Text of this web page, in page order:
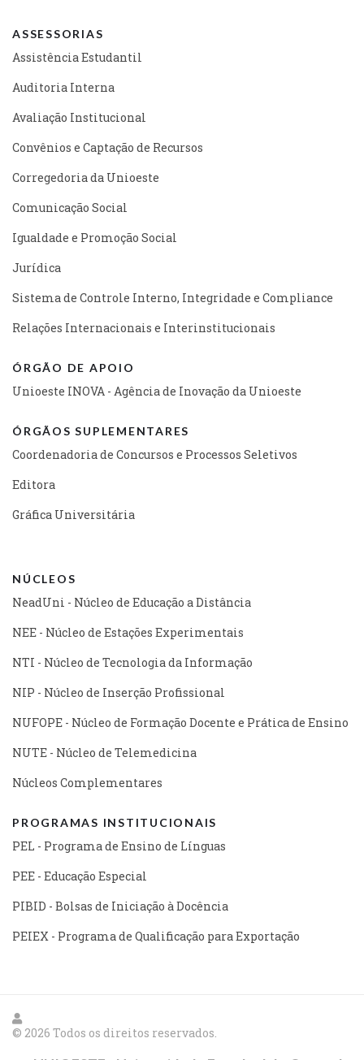
ASSESSORIAS
Assistência Estudantil
Auditoria Interna
Avaliação Institucional
Convênios e Captação de Recursos
Corregedoria da Unioeste
Comunicação Social
Igualdade e Promoção Social
Jurídica
Sistema de Controle Interno, Integridade e Compliance
Relações Internacionais e Interinstitucionais
ÓRGÃO DE APOIO
Unioeste INOVA - Agência de Inovação da Unioeste
ÓRGÃOS SUPLEMENTARES
Coordenadoria de Concursos e Processos Seletivos
Editora
Gráfica Universitária
NÚCLEOS
NeadUni - Núcleo de Educação a Distância
NEE - Núcleo de Estações Experimentais
NTI - Núcleo de Tecnologia da Informação
NIP - Núcleo de Inserção Profissional
NUFOPE - Núcleo de Formação Docente e Prática de Ensino
NUTE - Núcleo de Telemedicina
Núcleos Complementares
PROGRAMAS INSTITUCIONAIS
PEL - Programa de Ensino de Línguas
PEE - Educação Especial
PIBID - Bolsas de Iniciação à Docência
PEIEX - Programa de Qualificação para Exportação
© 2026 Todos os direitos reservados.